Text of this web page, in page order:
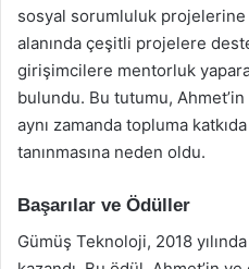
sosyal sorumluluk
alanında çeşitli projelere
girişimcilere mentorluk
bulundu. Bu tutumu,
aynı zamanda topluma
tanınmasına neden oldu.
Başarılar ve Ödüller
Gümüş Teknoloji, 2018